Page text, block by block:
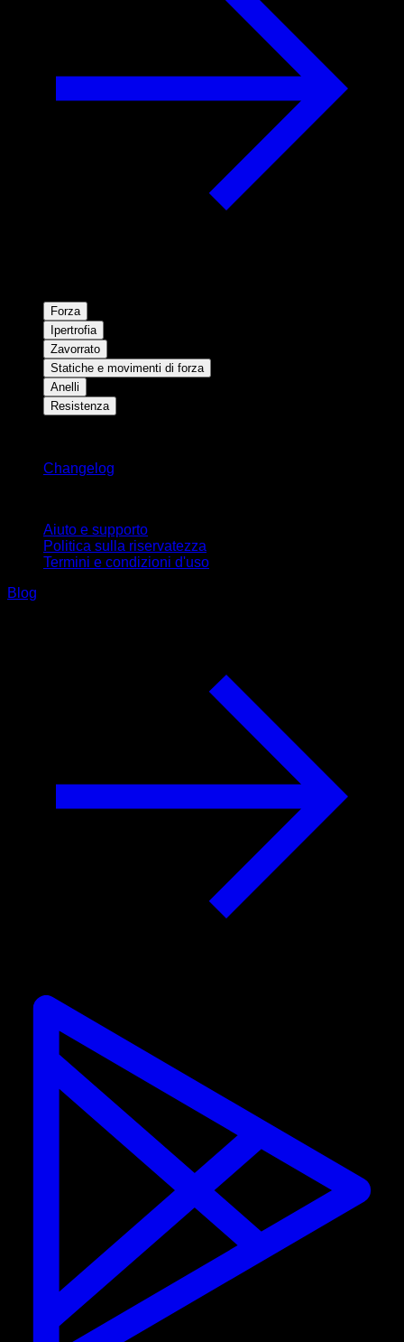
Forza
Ipertrofia
Zavorrato
Statiche e movimenti di forza
Anelli
Resistenza
Changelog
Aiuto e supporto
Politica sulla riservatezza
Termini e condizioni d'uso
Blog